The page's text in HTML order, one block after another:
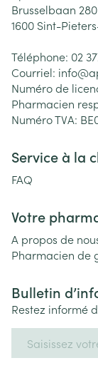
Brusselbaan
1600 Sint-
Téléphone: 02
Courriel: info@
Numéro de
Pharmacien
Numéro TVA:
Service à la
FAQ
Votre
A propos de
Pharmacien de
Bulletin
Restez informé